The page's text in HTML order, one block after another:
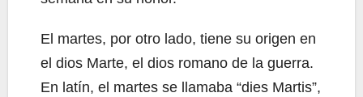
El martes, por otro lado, tiene su origen en
el dios Marte, el dios romano de la guerra.
En latín, el martes se llamaba “dies Martis”,